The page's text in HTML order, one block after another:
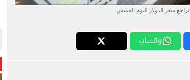
تراجع سعر الدولار اليوم الخميس
واتساب